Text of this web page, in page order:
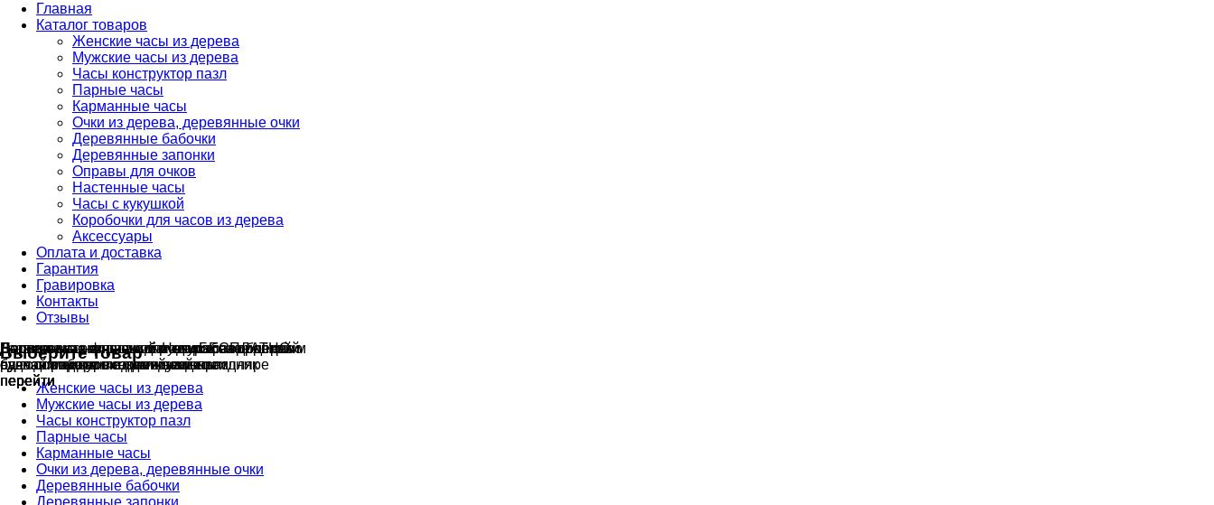
Главная
Каталог товаров
Женские часы из дерева
Мужские часы из дерева
Часы конструктор пазл
Парные часы
Карманные часы
Очки из дерева, деревянные очки
Деревянные бабочки
Деревянные запонки
Оправы для очков
Настенные часы
Часы с кукушкой
Коробочки для часов из дерева
Аксессуары
Оплата и доставка
Гарантия
Гравировка
Контакты
Отзывы
Гравировка на часахобычнаяБЕСПЛАТНО
сделай подарок индивидуальным
перейти
Деревянные флешкии ручкис гравировкой
сделаем подарок эксклюзивным
перейти
Настенные резныечасыНатуральное дерево
ручная работа в единичном экземпляре
перейти
Парные часыотличный подарок влюблённым
на годовщину или семейный праздник
перейти
Деревянные оправыдля очковбез диоптрий
будь стильным всегда и везде
перейти
Выберите товар
Женские часы из дерева
Мужские часы из дерева
Часы конструктор пазл
Парные часы
Карманные часы
Очки из дерева, деревянные очки
Деревянные бабочки
Деревянные запонки